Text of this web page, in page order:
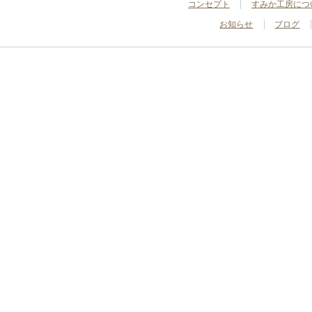
コンセプト すみか工房につ
お知らせ ブログ